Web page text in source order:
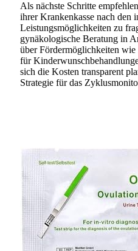
Als nächste Schritte
ihrer Krankenkasse nach den
Leistungsmöglichkeiten zu
gynäkologische Beratung in
über Fördermöglichkeiten wie
für
sich die Kosten transparent
Strategie für das